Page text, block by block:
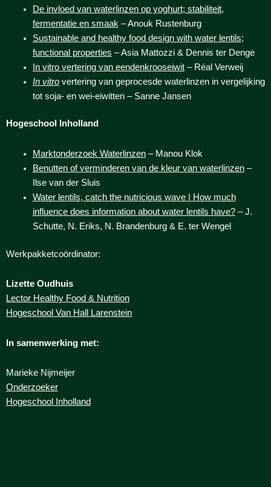
De invloed van waterlinzen op yoghurt; stabiliteit,
fermentatie en smaak – Anouk Rustenburg
Sustainable and healthy food design with water lentils;
functional properties – Asia Mattozzi & Dennis ter Denge
In vitro vertering van eendenkrooseiwit– Réal Verweij
In vitrovertering van geprocesde waterlinzen in vergelijking
tot soja- en wei-eiwitten – Sanne Jansen
Hogeschool Inholland
Marktonderzoek Waterlinzen– Manou Klok
Benutten of verminderen van de kleur van waterlinzen–
Ilse van der Sluis
Water lentils, catch the nutricious wave | How much
influence does information about water lentils have?– J.
Schutte, N. Eriks, N. Brandenburg & E. ter Wengel
Werkpakketcoördinator:
Lizette Oudhuis
Lector Healthy Food & Nutrition
Hogeschool Van Hall Larenstein
In samenwerking met:
Marieke Nijmeijer
Onderzoeker
Hogeschool Inholland